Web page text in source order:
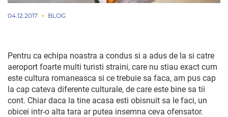
04.12.2017 BLOG
Pentru ca echipa noastra a condus si a adus de la si catre
aeroport foarte multi turisti straini, care nu stiau exact cum
este cultura romaneasca si ce trebuie sa faca, am pus cap
la cap cateva diferente culturale, de care este bine sa tii
cont. Chiar daca la tine acasa esti obisnuit sa le faci, un
obicei intr-o alta tara ar putea insemna ceva ofensator.